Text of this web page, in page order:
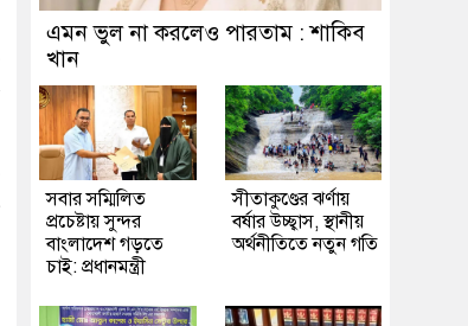
এমন ভুল না করলেও পারতাম : শাকিব
খান
সবার সম্মিলিত
প্রচেষ্টায় সুন্দর
বাংলাদেশ গড়তে
চাই: প্রধানমন্ত্রী
সীতাকুণ্ডের ঝর্ণায়
বর্ষার উচ্ছ্বাস, স্থানীয়
অর্থনীতিতে নতুন গতি